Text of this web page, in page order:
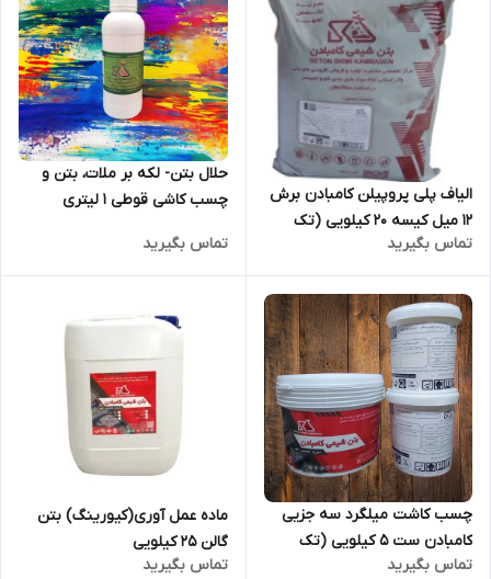
الیاف پلی پروپیلن کامبادن برش
12 میل کیسه 20 کیلویی (تک
فروشی)
تماس بگیرید
حلال بتن- لکه بر ملات، بتن و
چسب کاشی قوطی 1 لیتری
تماس بگیرید
چسب کاشت میلگرد سه جزیی
کامبادن ست 5 کیلویی (تک
فروشی)
تماس بگیرید
ماده عمل آوری(کیورینگ) بتن
گالن 25 کیلویی
تماس بگیرید